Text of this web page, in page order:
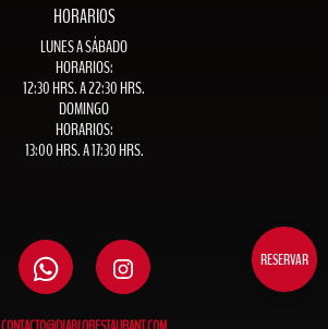
RESERVAR
HORARIOS
LUNES A SÁBADO
HORARIOS:
12:30 HRS. A 22:30 HRS.
DOMINGO
HORARIOS:
13:00 HRS. A 17:30 HRS.